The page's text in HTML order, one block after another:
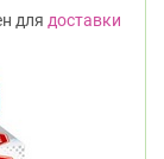
для доставки